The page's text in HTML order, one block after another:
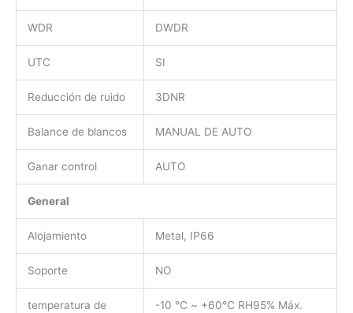
WDR DWDR
UTC SI
Reducción de ruido 3DNR
Balance de blancos MANUAL DE AUTO
Ganar control AUTO
General
Alojamiento Metal, IP66
Soporte NO
temperatura de
-10 ℃ ~ +60℃ RH95% Máx.